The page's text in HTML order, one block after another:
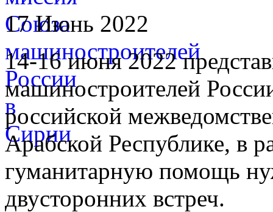
17 Июнь 2022
14-16 июня 2022
машиностроителей
российской
Арабской Республике, в
гуманитарную помощь
двусторонних встреч.